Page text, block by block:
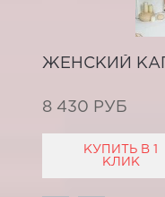
ЖЕНСКИЙ
8 430 РУБ
КУПИТЬ В 1
КЛИК